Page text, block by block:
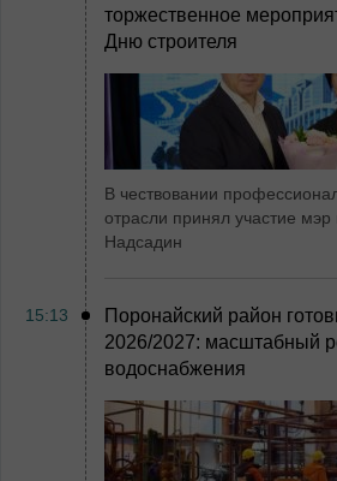
торжественное
Дню строителя
В чествовании
отрасли принял участие мэр
Надсадин
15:13
Поронайский район
2026/2027: масштабный
водоснабжения